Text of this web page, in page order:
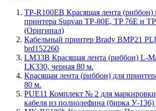
TP-R100EB Красящая лента (риббон)
принтера Supvan TP-80E, TP 76E и
(Оригинал)
Кабельный принтер Brady BMP21
brd152260
LM33B Красящая лента (риббон) L-
LK330, черная 80 м.
Красящая лента (риббон) для
80 м.
PUE11 Комплект № 2 для маркировки
кабеля из полиолефина (бирка У-